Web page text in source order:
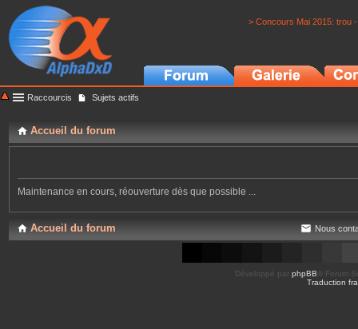
> Concours Mai 2015: trou
Raccourcis Sujets actifs
Accueil du forum
Maintenance en cours, réouverture dès que possible ...
Accueil du forum Nous
Développé par phpBB ® Forum
Traduction